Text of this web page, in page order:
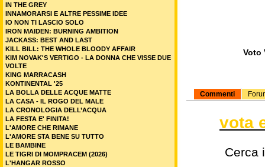
Voto
Commenti
vota
Cerca
IN THE GREY
INNAMORARSI E ALTRE PESSIME IDEE
IO NON TI LASCIO SOLO
IRON MAIDEN: BURNING AMBITION
JACKASS: BEST AND LAST
KILL BILL: THE WHOLE BLOODY AFFAIR
KIM NOVAK'S VERTIGO - LA DONNA CHE VISSE DUE
VOLTE
KING MARRACASH
KONTINENTAL '25
LA BOLLA DELLE ACQUE MATTE
LA CASA - IL ROGO DEL MALE
LA CRONOLOGIA DELL’ACQUA
LA FESTA E' FINITA!
L'AMORE CHE RIMANE
L'AMORE STA BENE SU TUTTO
LE BAMBINE
LE TIGRI DI MOMPRACEM (2026)
L'HANGAR ROSSO